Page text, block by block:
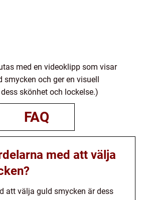
med en videoklipp som visar
smycken och ger en visuell
skönhet och lockelse.)
FAQ
med att välja
att välja guld smycken är dess